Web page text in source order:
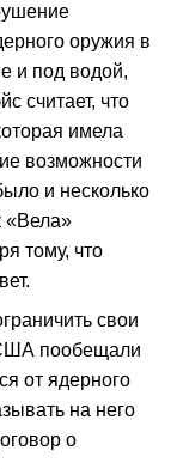
оружия в
и под водой,
считает, что
имела
возможности
и несколько
«Вела»
тому, что
свои
пообещали
от ядерного
на него
о